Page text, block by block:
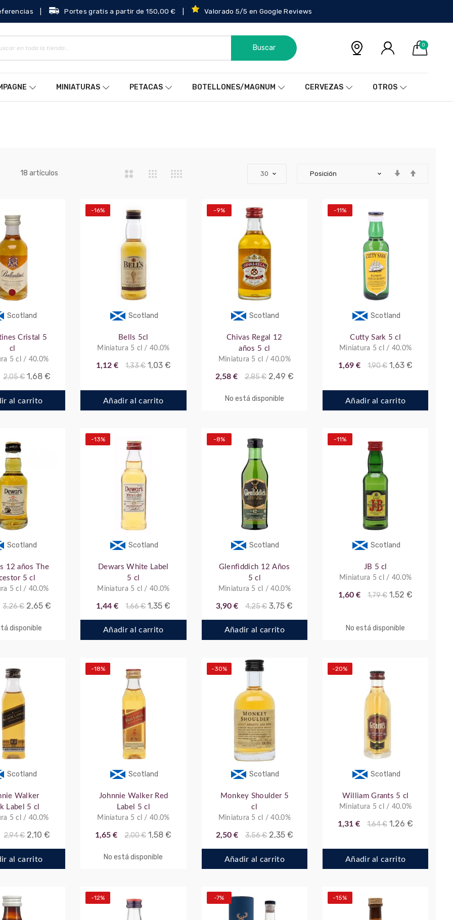
Portes gratis a partir de 150,00 € Valorado 5/5 en Google Reviews
0
Buscar
MINIATURAS PETACAS BOTELLONES/MAGNUM CERVEZAS OTROS
18 artículos
Scotland
Cristal 5
cl
5 cl / 40.0%
2,05 € 1,68 €
al carrito
Scotland
-16%
Bells 5cl
Miniatura 5 cl / 40.0%
1,12 € 1,33 € 1,03 €
Añadir al carrito
Scotland
-9%
Chivas Regal 12
años 5 cl
Miniatura 5 cl / 40.0%
2,58 € 2,85 € 2,49 €
No está disponible
Scotland
-11%
Cutty Sark 5 cl
Miniatura 5 cl / 40.0%
1,69 € 1,90 € 1,63 €
Añadir al carrito
Scotland
12 años The
5 cl
5 cl / 40.0%
3,26 € 2,65 €
disponible
Scotland
-13%
Dewars White Label
5 cl
Miniatura 5 cl / 40.0%
1,44 € 1,66 € 1,35 €
Añadir al carrito
Scotland
-8%
Glenfiddich 12 Años
5 cl
Miniatura 5 cl / 40.0%
3,90 € 4,25 € 3,75 €
Añadir al carrito
Scotland
-11%
JB 5 cl
Miniatura 5 cl / 40.0%
1,60 € 1,79 € 1,52 €
No está disponible
Scotland
Walker
Label 5 cl
5 cl / 40.0%
2,94 € 2,10 €
al carrito
Scotland
-18%
Johnnie Walker Red
Label 5 cl
Miniatura 5 cl / 40.0%
1,65 € 2,00 € 1,58 €
No está disponible
Scotland
-30%
Monkey Shoulder 5
cl
Miniatura 5 cl / 40.0%
2,50 € 3,56 € 2,35 €
Añadir al carrito
Scotland
-20%
William Grants 5 cl
Miniatura 5 cl / 40.0%
1,31 € 1,64 € 1,26 €
Añadir al carrito
-12% -7% -15%